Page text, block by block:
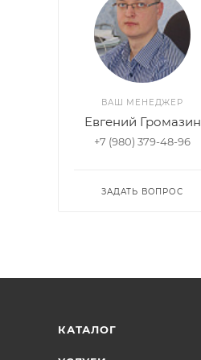
ВАШ МЕНЕДЖЕР
Евгений Громазин
+7 (980) 379-48-96
ЗАДАТЬ ВОПРОС
КАТАЛОГ